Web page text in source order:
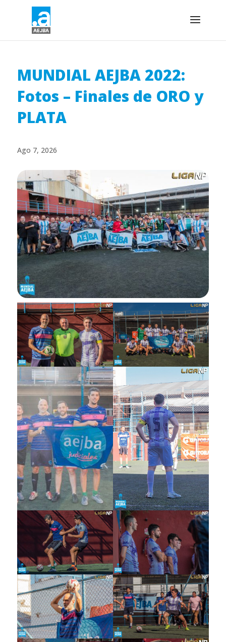
MUNDIAL AEJBA 2022:
Fotos – Finales de ORO y
PLATA
Ago 7, 2026